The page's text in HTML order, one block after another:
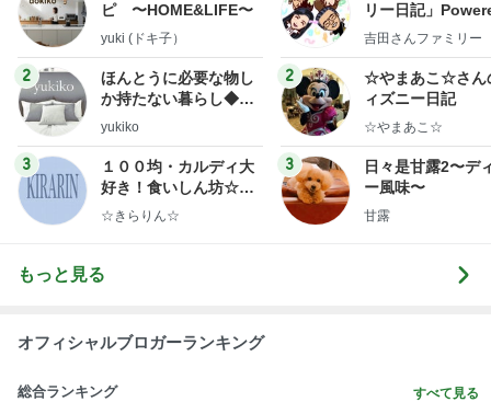
ピ 〜HOME&LIFE〜
yuki (ドキ子）
2
ほんとうに必要な物し
か持たない暮らし◆Ke
ep Life Simple◆〜イ
yukiko
3
１００均・カルディ大
好き！食いしん坊☆き
らりん☆のブログ
☆きらりん☆
リー日記」
y Ameba 吉田さ
ログ
吉田さんファミリー
2
☆やまあこ☆さん
ィズニー日記
☆やまあこ☆
3
日々是甘露2〜デ
ー風味〜
甘露
もっと見る
オフィシャルブロガーランキング
総合ランキング すべて見る